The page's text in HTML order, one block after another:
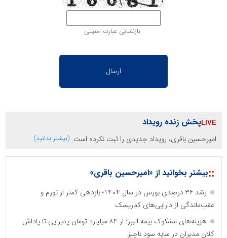
بازنشانی عبارت امنیتی
پخش زنده رویداد
امیرحسین باقری، رویداد جدیدی را ثبت نکرده است. (بیشتر بدانید)
::بیشتر بخوانید از «امیرحسین باقری»
رشد ۳۶ درصدی بورس در سال ۱۴۰۴؛ بازدهی کمتر از تورم و
عقب‌ماندگی از دارایی‌های کم‌ریسک
هزینه‌های مشکوک بیمه البرز: از ۸۴ میلیارد تومان پذیرایی تا پاداش
کلان مدیران در سایه سود ناچیز